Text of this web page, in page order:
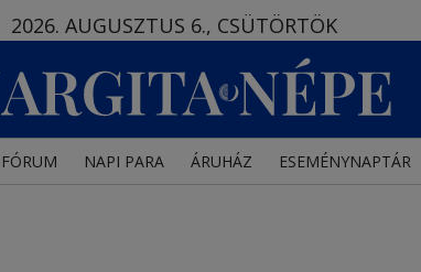
2026. AUGUSZTUS 6., CSÜTÖRTÖK
FÓRUM NAPI PARA ÁRUHÁZ ESEMÉNYNAPTÁR